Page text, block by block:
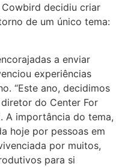
decidiu criar
de um único tema:
a enviar
experiências
“Este ano, decidimos
do Center For
A importância do tema,
hoje por pessoas em
por muitos,
para si